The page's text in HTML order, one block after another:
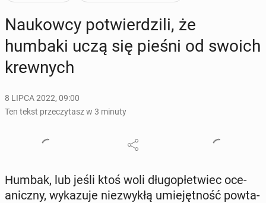
Na­ukow­cy po­twier­dzi­li, że
humbaki uczą się pieśni od swoich
krew­nych
8 LIPCA 2022, 09:00
Ten tekst przeczytasz w 3 minuty
Humbak, lub jeśli ktoś woli dłu­go­płe­twiec oce­
anicz­ny, wy­ka­zu­je nie­zwy­kłą umie­jęt­ność po­wta­